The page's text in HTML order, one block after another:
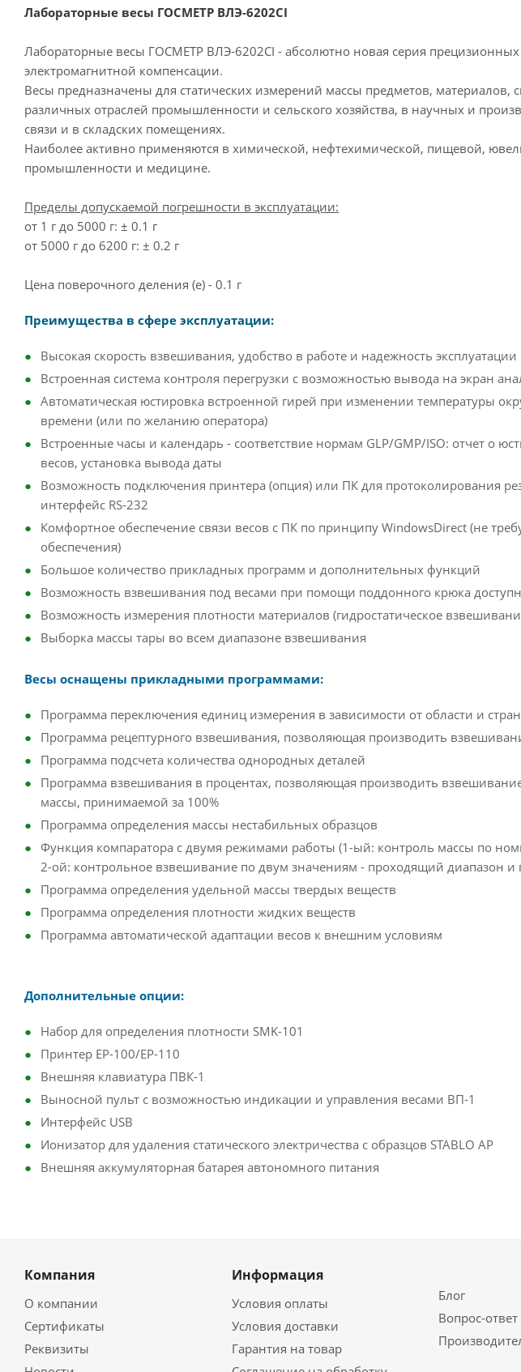
Лабораторные весы ГОСМЕТР ВЛЭ-6202СI
Лабораторные весы ГОСМЕТР ВЛЭ-6202СI - абсолютно новая серия
электромагнитной компенсации.
Весы предназначены для статических измерений массы предметов,
различных отраслей промышленности и сельского хозяйства, в научных и
связи и в складских помещениях.
Наиболее активно применяются в химической, нефтехимической, пищевой,
промышленности и медицине.
Пределы допускаемой погрешности в эксплуатации:
от 1 г до 5000 г: ± 0.1 г
от 5000 г до 6200 г: ± 0.2 г
Цена поверочного деления (e) - 0.1 г
Преимущества в сфере эксплуатации:
Высокая скорость взвешивания, удобство в работе и надежность эксплуатации
Встроенная система контроля перегрузки с возможностью вывода на экран
Автоматическая юстировка встроенной гирей при изменении температуры
времени (или по желанию оператора)
Встроенные часы и календарь - соответствие нормам GLP/GMP/ISO: отчет о
весов, установка вывода даты
Возможность подключения принтера (опция) или ПК для протоколирования
интерфейс RS-232
Комфортное обеспечение связи весов с ПК по принципу WindowsDirect (не
обеспечения)
Большое количество прикладных программ и дополнительных функций
Возможность взвешивания под весами при помощи поддонного крюка
Возможность измерения плотности материалов (гидростатическое
Выборка массы тары во всем диапазоне взвешивания
Весы оснащены прикладными программами:
Программа переключения единиц измерения в зависимости от области и
Программа рецептурного взвешивания, позволяющая производить
Программа подсчета количества однородных деталей
Программа взвешивания в процентах, позволяющая производить
массы, принимаемой за 100%
Программа определения массы нестабильных образцов
Функция компаратора с двумя режимами работы (1-ый: контроль массы по
2-ой: контрольное взвешивание по двум значениям - проходящий диапазон и
Программа определения удельной массы твердых веществ
Программа определения плотности жидких веществ
Программа автоматической адаптации весов к внешним условиям
Дополнительные опции:
Набор для определения плотности SMK-101
Принтер EP-100/EP-110
Внешняя клавиатура ПВК-1
Выносной пульт с возможностью индикации и управления весами ВП-1
Интерфейс USB
Ионизатор для удаления статического электричества с образцов STABLO AP
Внешняя аккумуляторная батарея автономного питания
Компания
О компании
Сертификаты
Реквизиты
Информация
Условия оплаты
Условия доставки
Гарантия на товар
Блог
Вопрос-ответ